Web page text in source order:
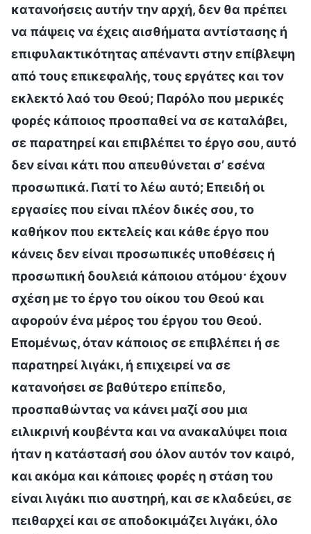
κατανοήσεις αυτήν την αρχή, δεν θα πρέπει
να πάψεις να έχεις αισθήματα αντίστασης ή
επιφυλακτικότητας απέναντι στην επίβλεψη
από τους επικεφαλής, τους εργάτες και τον
εκλεκτό λαό του Θεού; Παρόλο που μερικές
φορές κάποιος προσπαθεί να σε καταλάβει,
σε παρατηρεί και επιβλέπει το έργο σου, αυτό
δεν είναι κάτι που απευθύνεται σ’ εσένα
προσωπικά. Γιατί το λέω αυτό; Επειδή οι
εργασίες που είναι πλέον δικές σου, το
καθήκον που εκτελείς και κάθε έργο που
κάνεις δεν είναι προσωπικές υποθέσεις ή
προσωπική δουλειά κάποιου ατόμου· έχουν
σχέση με το έργο του οίκου του Θεού και
αφορούν ένα μέρος του έργου του Θεού.
Επομένως, όταν κάποιος σε επιβλέπει ή σε
παρατηρεί λιγάκι, ή επιχειρεί να σε
κατανοήσει σε βαθύτερο επίπεδο,
προσπαθώντας να κάνει μαζί σου μια
ειλικρινή κουβέντα και να ανακαλύψει ποια
ήταν η κατάστασή σου όλον αυτόν τον καιρό,
και ακόμα και κάποιες φορές η στάση του
είναι λιγάκι πιο αυστηρή, και σε κλαδεύει, σε
πειθαρχεί και σε αποδοκιμάζει λιγάκι, όλο